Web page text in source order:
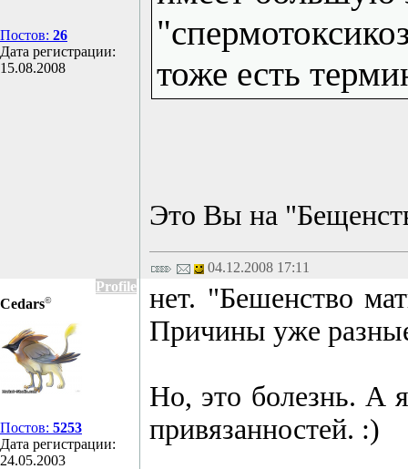
Постов: 26
Дата регистрации:
15.08.2008
тоже есть
Это Вы на
04.12.2008 17:11
Profile
Cedars©
Постов: 5253
Дата регистрации:
24.05.2003
нет. "Бешенство
Причины уже
Но, это болезнь. А
привязанностей. :)